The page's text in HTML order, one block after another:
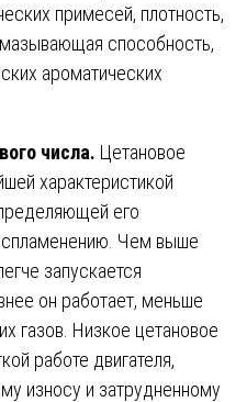
примесей, плотность,
способность,
ароматических
числа. Цетановое
характеристикой
его
Чем выше
запускается
он работает, меньше
газов. Низкое цетановое
работе двигателя,
износу и затрудненному